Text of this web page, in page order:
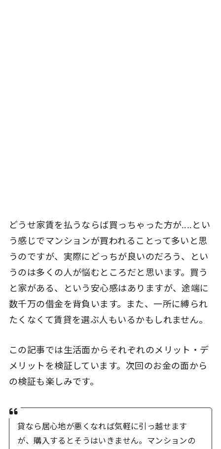
どうせ家賃を払うならば買っちゃった方が‥‥とい
う感じでマンションが買われることって多いと思
うのですが、実際にどっちが良いのだろう、とい
うのは多くの人が悩むところだと思います。買う
と家がある、という安心感はありますが、途端に
数千万の借金を背負います。また、一所に縛られ
たくなくて賃貸を選ぶ人もいるかもしれません。
この記事では生活面からそれぞれのメリット・デ
メリットを検証しています。次回のお金の面から
の検証も楽しみです。
貸なら居心地が悪くなれば気軽に引っ越せます
が、購入するとそうはいきません。マンションの